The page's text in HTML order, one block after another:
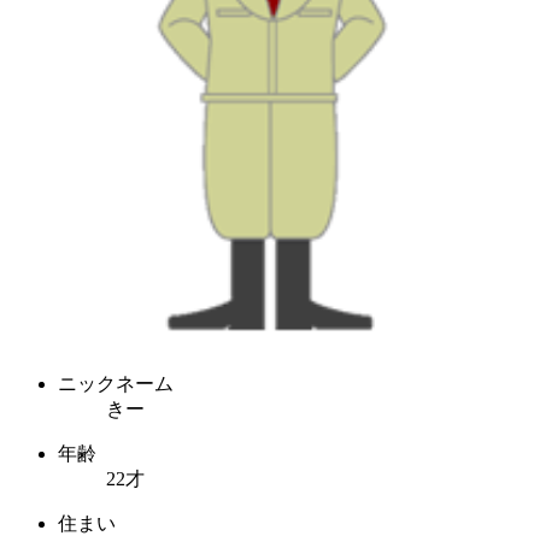
ニックネーム
きー
年齢
22才
住まい